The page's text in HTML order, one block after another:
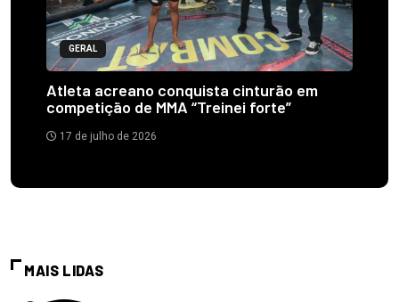
GERAL
Atleta acreano conquista cinturão em
competição de MMA “Treinei forte”
17 de julho de 2026
MAIS LIDAS